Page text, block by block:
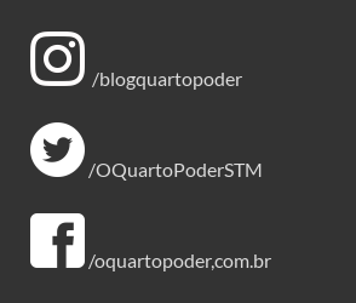
/blogquartopoder
/OQuartoPoderSTM
/oquartopoder,com.br